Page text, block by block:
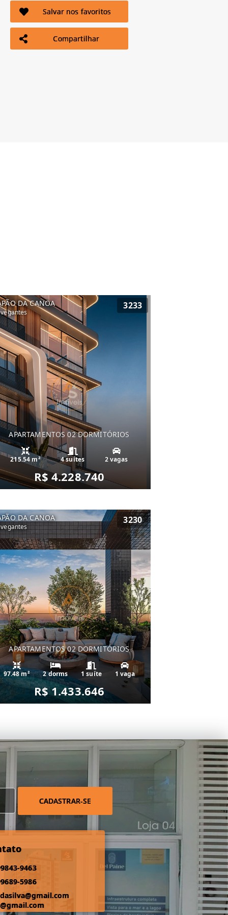
Salvar nos favoritos
Compartilhar
DA CANOA 3233
APARTAMENTOS 02 DORMITÓRIOS
215.54 m² 4 suítes 2 vagas
R$ 4.228.740
DA CANOA 3230
APARTAMENTOS 02 DORMITÓRIOS
97.48 m² 2 dorms 1 suíte 1 vaga
R$ 1.433.646
CADASTRAR-SE
9463
5986